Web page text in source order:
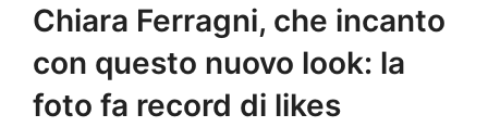
Chiara Ferragni, che incanto
con questo nuovo look: la
foto fa record di likes